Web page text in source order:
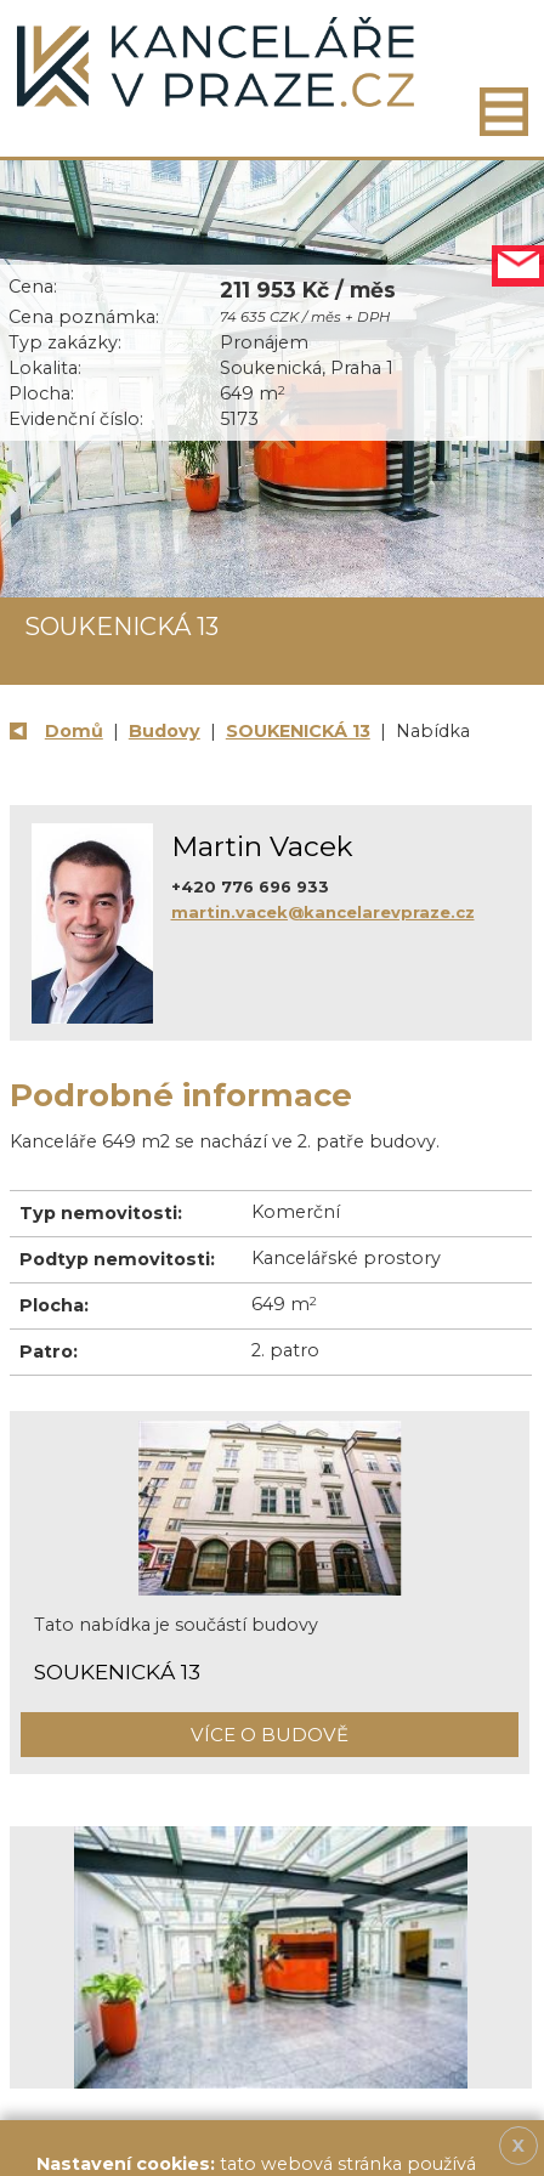
Cena: 211 953 Kč / měs
Cena poznámka: 74 635 CZK / měs + DPH
Typ zakázky:
Pronájem
Lokalita:
Soukenická, Praha 1
Plocha:
649 m2
Evidenční číslo: 5173
SOUKENICKÁ 13
Domů | Budovy| SOUKENICKÁ 13| Nabídka
Martin Vacek
+420 776 696 933
martin.vacek@kancelarevpraze.cz
Podrobné informace
Kanceláře 649 m2 se nachází ve 2. patře budovy.
Typ nemovitosti: Komerční
Podtyp nemovitosti: Kancelářské prostory
Plocha: 649 m2
Patro: 2. patro
Tato nabídka je součástí budovy
SOUKENICKÁ 13
VÍCE O BUDOVĚ
X
Nastavení cookies: tato webová stránka používá